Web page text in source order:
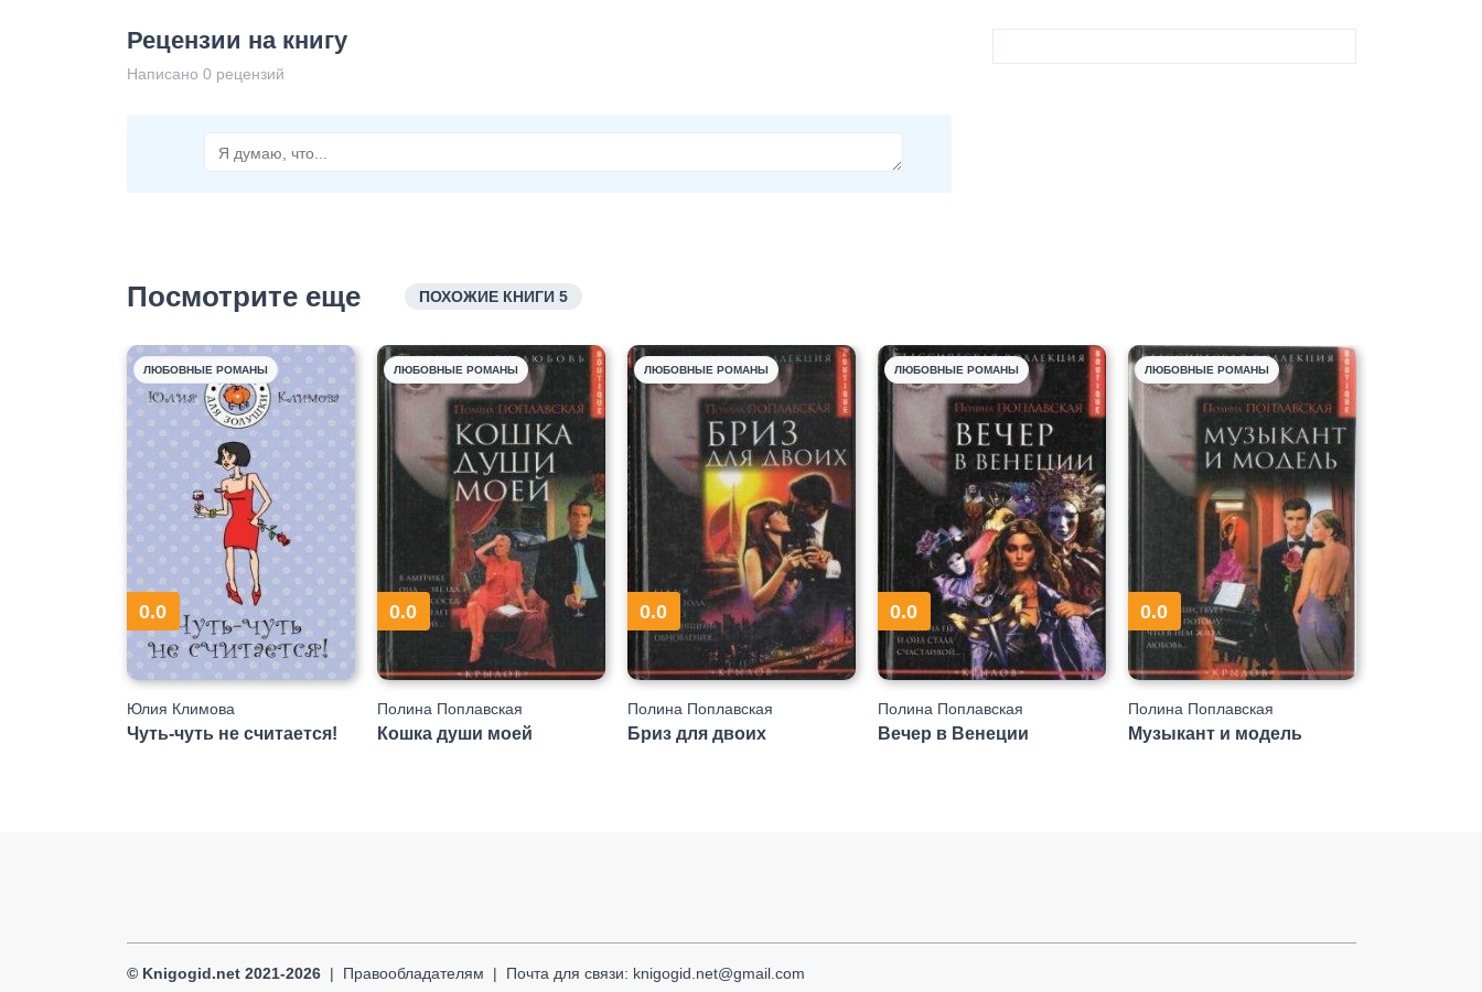
Рецензии на книгу
Написано 0 рецензий
Посмотрите еще ПОХОЖИЕ КНИГИ 5
ЛЮБОВНЫЕ РОМАНЫ
0.0
Юлия Климова
Чуть-чуть не считается!
ЛЮБОВНЫЕ РОМАНЫ
0.0
Полина Поплавская
Кошка души моей
ЛЮБОВНЫЕ РОМАНЫ
0.0
Полина Поплавская
Бриз для двоих
ЛЮБОВНЫЕ РОМАНЫ
0.0
Полина Поплавская
Вечер в Венеции
ЛЮБОВНЫЕ РОМАНЫ
0.0
Полина Поплавская
Музыкант и модель
© Knigogid.net 2021-2026 Правообладателям Почта для связи: knigogid.net@gmail.com